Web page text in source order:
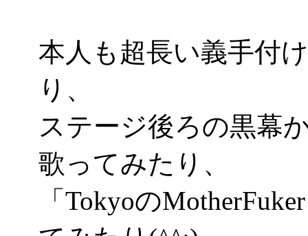
本人も超長い義手付
り、
ステージ後ろの黒幕
歌ってみたり、
「Tokyoの